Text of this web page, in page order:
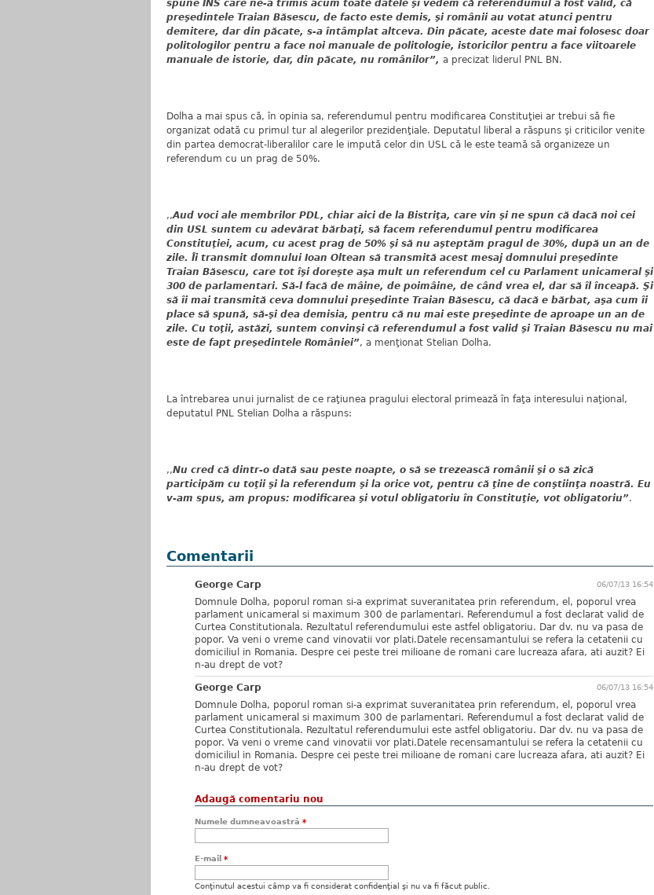
spune INS care ne-a trimis acum toate datele şi vedem că referendumul a fost valid, că
preşedintele Traian Băsescu, de facto este demis, şi românii au votat atunci pentru
demitere, dar din păcate, s-a întâmplat altceva. Din păcate, aceste date mai folosesc doar
politologilor pentru a face noi manuale de politologie, istoricilor pentru a face viitoarele
manuale de istorie, dar, din păcate, nu românilor”, a precizat liderul PNL BN.
Dolha a mai spus că, în opinia sa, referendumul pentru modificarea Constituţiei ar trebui să fie
organizat odată cu primul tur al alegerilor prezidenţiale. Deputatul liberal a răspuns şi criticilor venite
din partea democrat-liberalilor care le impută celor din USL că le este teamă să organizeze un
referendum cu un prag de 50%.
,,Aud voci ale membrilor PDL, chiar aici de la Bistriţa, care vin şi ne spun că dacă noi cei
din USL suntem cu adevărat bărbaţi, să facem referendumul pentru modificarea
Constituţiei, acum, cu acest prag de 50% şi să nu aşteptăm pragul de 30%, după un an de
zile. Îi transmit domnului Ioan Oltean să transmită acest mesaj domnului preşedinte
Traian Băsescu, care tot îşi doreşte aşa mult un referendum cel cu Parlament unicameral şi
300 de parlamentari. Să-l facă de mâine, de poimâine, de când vrea el, dar să îl înceapă. Şi
să îi mai transmită ceva domnului preşedinte Traian Băsescu, că dacă e bărbat, aşa cum îi
place să spună, să-şi dea demisia, pentru că nu mai este preşedinte de aproape un an de
zile. Cu toţii, astăzi, suntem convinşi că referendumul a fost valid şi Traian Băsescu nu mai
este de fapt preşedintele României”, a menţionat Stelian Dolha.
La întrebarea unui jurnalist de ce raţiunea pragului electoral primează în faţa interesului naţional,
deputatul PNL Stelian Dolha a răspuns:
,,Nu cred că dintr-o dată sau peste noapte, o să se trezească românii şi o să zică
participăm cu toţii şi la referendum şi la orice vot, pentru că ţine de conştiinţa noastră. Eu
v-am spus, am propus: modificarea şi votul obligatoriu în Constituţie, vot obligatoriu”.
Comentarii
06/07/13 16:54
George Carp
Domnule Dolha, poporul roman si-a exprimat suveranitatea prin referendum, el, poporul vrea
parlament unicameral si maximum 300 de parlamentari. Referendumul a fost declarat valid de
Curtea Constitutionala. Rezultatul referendumului este astfel obligatoriu. Dar dv. nu va pasa de
popor. Va veni o vreme cand vinovatii vor plati.Datele recensamantului se refera la cetatenii cu
domiciliul in Romania. Despre cei peste trei milioane de romani care lucreaza afara, ati auzit? Ei
n-au drept de vot?
06/07/13 16:54
George Carp
Domnule Dolha, poporul roman si-a exprimat suveranitatea prin referendum, el, poporul vrea
parlament unicameral si maximum 300 de parlamentari. Referendumul a fost declarat valid de
Curtea Constitutionala. Rezultatul referendumului este astfel obligatoriu. Dar dv. nu va pasa de
popor. Va veni o vreme cand vinovatii vor plati.Datele recensamantului se refera la cetatenii cu
domiciliul in Romania. Despre cei peste trei milioane de romani care lucreaza afara, ati auzit? Ei
n-au drept de vot?
Adaugă comentariu nou
Numele dumneavoastră *
E-mail *
Conţinutul acestui câmp va fi considerat confidenţial şi nu va fi făcut public.